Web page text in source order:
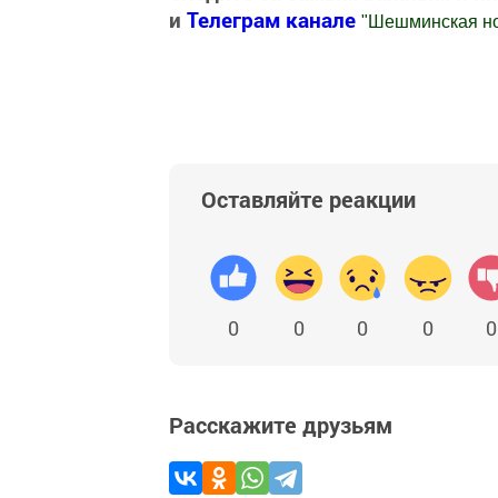
и Телеграм канале " Шешминская
Оставляйте реакции
0 0 0 0 0
Расскажите друзьям